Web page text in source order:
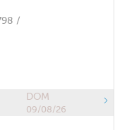
/
DOM
09/08/26